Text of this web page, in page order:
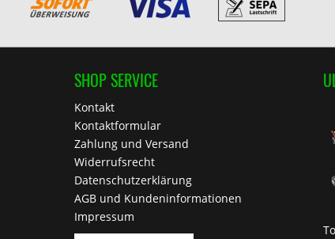
SHOP SERVICE
Kontakt
Kontaktformular
Zahlung und Versand
Widerrufsrecht
Datenschutzerklärung
AGB und Kundeninformationen
Impressum